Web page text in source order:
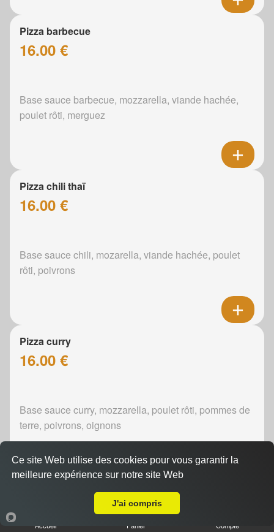
Pizza barbecue
16.00 €
Base sauce barbecue, mozzarella, viande hachée,
poulet rôti, merguez
Pizza chili thaï
16.00 €
Base sauce chili, mozarella, viande hachée, poulet
rôti, poivrons
Pizza curry
16.00 €
Base sauce curry, mozzarella, poulet rôti, pommes de
terre, poivrons, oignons
Accueil Panier Compte
Ce site Web utilise des cookies pour vous garantir la
meilleure expérience sur notre site Web
J'ai compris